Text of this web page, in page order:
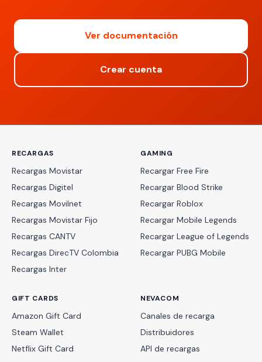
Ver documentación
Crear cuenta
RECARGAS
Recargas Movistar
Recargas Digitel
Recargas Movilnet
Recargas Movistar Fijo
Recargas CANTV
Recargas DirecTV Colombia
Recargas Inter
GAMING
Recargar Free Fire
Recargar Blood Strike
Recargar Roblox
Recargar Mobile Legends
Recargar League of Legends
Recargar PUBG Mobile
GIFT CARDS
Amazon Gift Card
Steam Wallet
Netflix Gift Card
NEVACOM
Canales de recarga
Distribuidores
API de recargas